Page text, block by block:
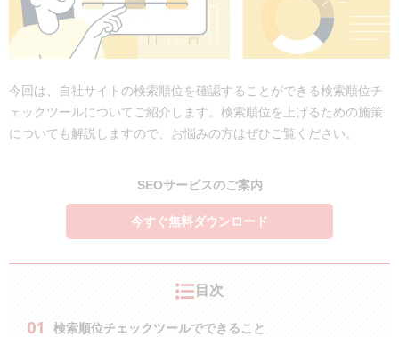
今回は、自社サイトの検索順位を確認することができる検索順位チ
ェックツールについてご紹介します。検索順位を上げるための施策
についても解説しますので、お悩みの方はぜひご覧ください。
SEOサービスのご案内
今すぐ無料ダウンロード
目次
検索順位チェックツールでできること